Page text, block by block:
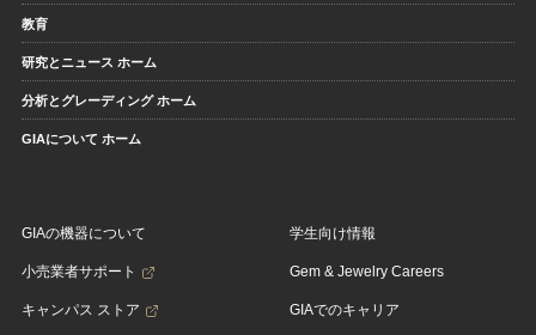
教育
研究とニュース ホーム
分析とグレーディング ホーム
GIAについて ホーム
GIAの機器について
小売業者サポート
キャンパス ストア
学生向け情報
Gem & Jewelry Careers
GIAでのキャリア